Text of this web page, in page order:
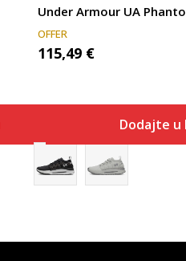
Under Armour UA
OFFER
115,49 €
Dodajte u